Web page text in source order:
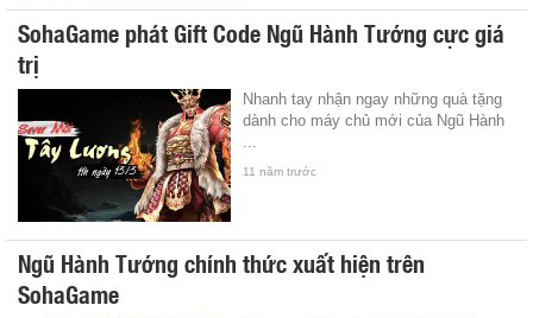
SohaGame phát Gift Code Ngũ Hành Tướng cực giá
trị
Nhanh tay nhận ngay những quà tặng
dành cho máy chủ mới của Ngũ Hành
11 năm trước
Ngũ Hành Tướng chính thức xuất hiện trên
SohaGame